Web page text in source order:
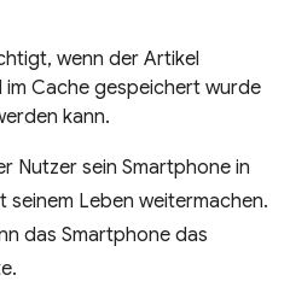
wenn der Artikel
Cache gespeichert wurde
kann.
Nutzer sein Smartphone in
seinem Leben weitermachen.
das Smartphone das